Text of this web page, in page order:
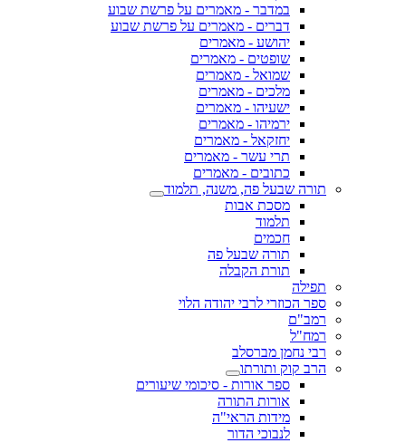
במדבר - מאמרים על פרשת שבוע
דברים - מאמרים על פרשת שבוע
יהושע - מאמרים
שופטים - מאמרים
שמואל - מאמרים
מלכים - מאמרים
ישעיהו - מאמרים
ירמיהו - מאמרים
יחזקאל - מאמרים
תרי עשר - מאמרים
כתובים - מאמרים
תורה שבעל פה, משנה, תלמוד
מסכת אבות
תלמוד
חכמים
תורה שבעל פה
תורת הקבלה
תפילה
ספר הכוזרי לרבי יהודה הלוי
רמב"ם
רמח"ל
רבי נחמן מברסלב
הרב קוק ותורתו
ספר אורות - סיכומי שיעורים
אורות התורה
מידות הראי"ה
לנבוכי הדור